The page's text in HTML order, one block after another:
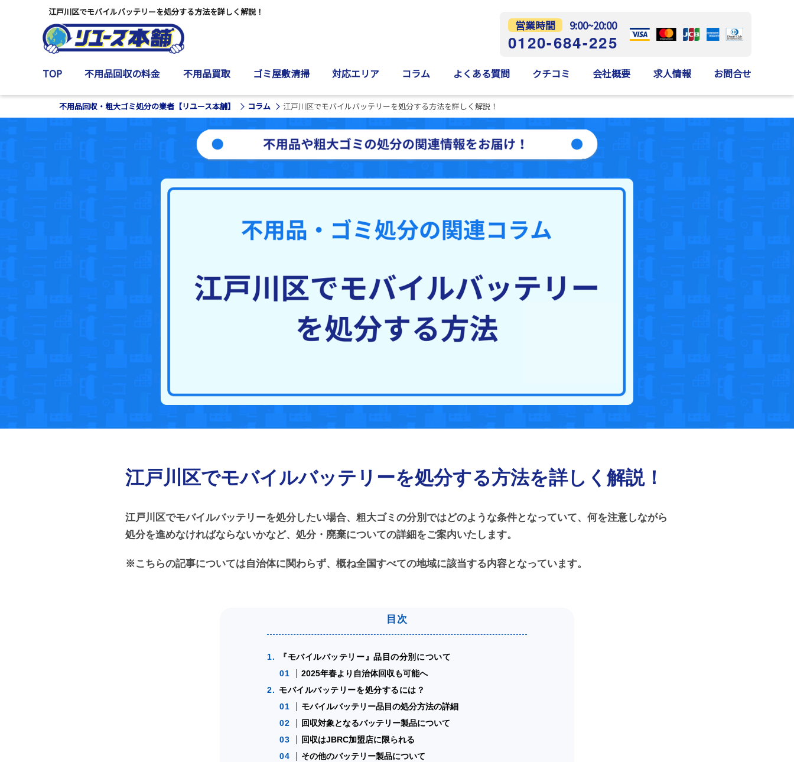
営業時間 9:00~20:00
0120-684-225
TOP 不用品回収の料金 不用品買取 ゴミ屋敷清掃 対応エリア コラム よくある質問 クチコミ 会社概要 求人情報 お問合せ
江戸川区でモバイルバッテリーを処分する方法を詳しく解説！
不用品回収・粗大ゴミ処分の業者【リユース本舗】 コラム 江戸川区でモバイルバッテリーを処分する方法を詳しく解説！
江戸川区でモバイルバッテリーを処分する方法を詳しく解説！
江戸川区でモバイルバッテリーを処分したい場合、粗大ゴミの分別ではどのような条件となっていて、何を注意しながら
処分を進めなければならないかなど、処分・廃棄についての詳細をご案内いたします。
※こちらの記事については自治体に関わらず、概ね全国すべての地域に該当する内容となっています。
『モバイルバッテリー』品目の分別について
2025年春より自治体回収も可能へ
モバイルバッテリーを処分するには？
モバイルバッテリー品目の処分方法の詳細
回収対象となるバッテリー製品について
回収はJBRC加盟店に限られる
その他のバッテリー製品について